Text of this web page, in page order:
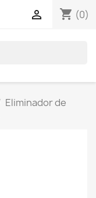
shopping_cart (0)

Eliminador de